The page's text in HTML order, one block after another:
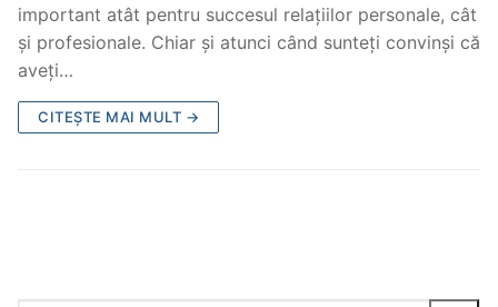
important atât pentru succesul relațiilor personale, cât
și profesionale. Chiar și atunci când sunteți convinși că
aveți…
CITEȘTE MAI MULT →